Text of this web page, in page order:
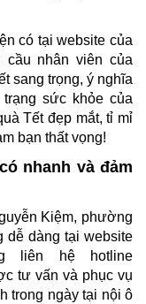
có tại website của
cầu nhân viên của
sang trọng, ý nghĩa
sức khỏe của
Tết đẹp mắt, tỉ mỉ
bạn thất vọng!
nhanh và đảm
Kiệm, phường
tư vấn và phục vụ
trong ngày tại nội ô